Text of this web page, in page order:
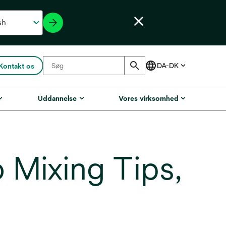
os
Uddannelse Vores virksomhed
Tips,